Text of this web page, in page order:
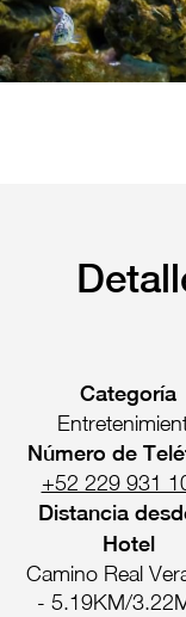
Pachuca
Camino
Puebla
Categoría
Número de
+52 229 931
Distancia
Hotel
Camino Real
- 5.19KM/